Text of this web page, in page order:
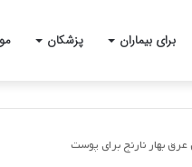
برای بیماران پزشکان
بهار نارنج برای پوست